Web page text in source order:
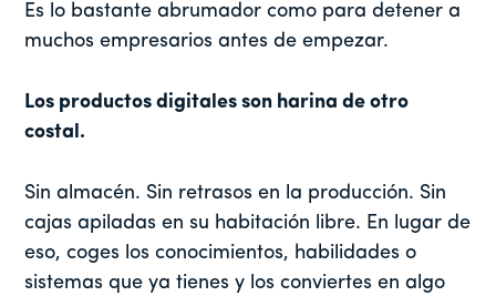
Es lo bastante abrumador como para detener a
muchos empresarios antes de empezar.
Los productos digitales son harina de otro
costal.
Sin almacén. Sin retrasos en la producción. Sin
cajas apiladas en su habitación libre. En lugar de
eso, coges los conocimientos, habilidades o
sistemas que ya tienes y los conviertes en algo